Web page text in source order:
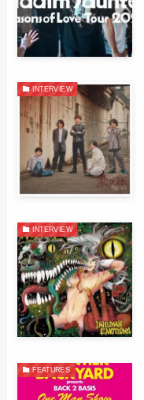
INTERVIEW
INTERVIEW
FEATURES